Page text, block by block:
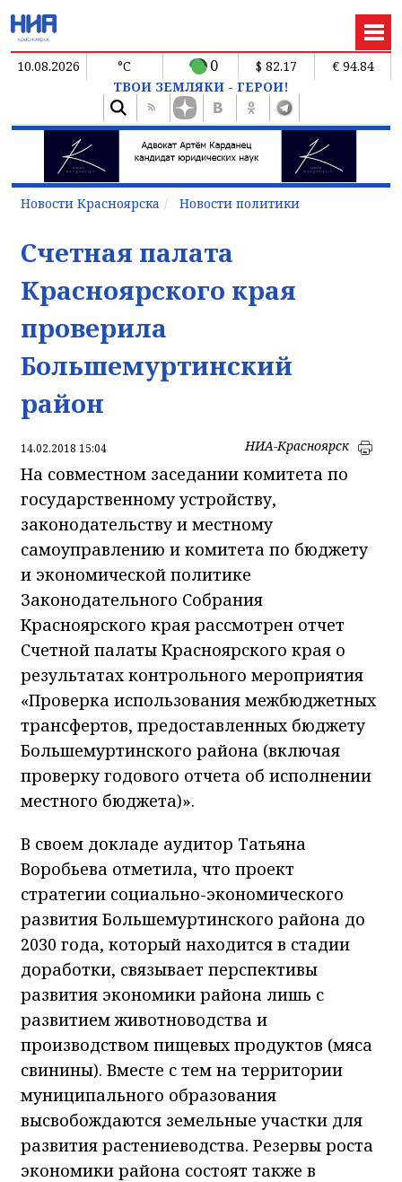
10.08.2026 °C 0 $ 82.17
€ 94.84
ТВОИ ЗЕМЛЯКИ - ГЕРОИ!
Новости Красноярска Новости политики
Счетная палата
Красноярского края
проверила
Большемуртинский
район
14.02.2018 15:04 НИА-Красноярск
На совместном заседании комитета по
государственному устройству,
законодательству и местному
самоуправлению и комитета по бюджету
и экономической политике
Законодательного Собрания
Красноярского края рассмотрен отчет
Счетной палаты Красноярского края о
результатах контрольного мероприятия
«Проверка использования межбюджетных
трансфертов, предоставленных бюджету
Большемуртинского района (включая
проверку годового отчета об исполнении
местного бюджета)».
В своем докладе аудитор Татьяна
Воробьева отметила, что проект
стратегии социально-экономического
развития Большемуртинского района до
2030 года, который находится в стадии
доработки, связывает перспективы
развития экономики района лишь с
развитием животноводства и
производством пищевых продуктов (мяса
свинины). Вместе с тем на территории
муниципального образования
высвобождаются земельные участки для
развития растениеводства. Резервы роста
экономики района состоят также в